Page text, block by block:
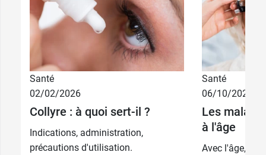
Santé
02/02/2026
Collyre : à quoi sert-il ?
Indications, administration,
précautions d'utilisation.
Santé
06/10/2025
Les
à l'âge
Avec l'âge,